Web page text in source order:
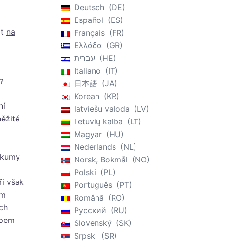
na
však
Deutsch
DE
Español
ES
Français
FR
Ελλάδα
GR
עברית
HE
Italiano
IT
日本語
JA
Korean
KR
latviešu valoda
LV
lietuvių kalba
LT
Magyar
HU
Nederlands
NL
Norsk, Bokmål
NO
Polski
PL
Português
PT
Română
RO
Русский
RU
Slovenský
SK
Srpski
SR